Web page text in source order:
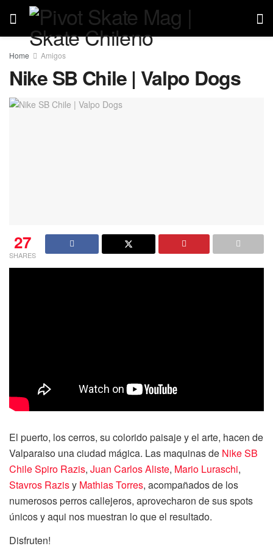
Home Amigos
Nike SB Chile | Valpo Dogs
27
SHARES
El puerto, los cerros, su colorido paisaje y el arte, hacen de
Valparaiso una ciudad mágica. Las maquinas de Nike SB
ChileSpiro Razis, Juan Carlos Aliste, Mario Luraschi,
Stavros Razisy Mathias Torres, acompañados de los
numerosos perros callejeros, aprovecharon de sus spots
únicos y aqui nos muestran lo que el resultado.
Disfruten!